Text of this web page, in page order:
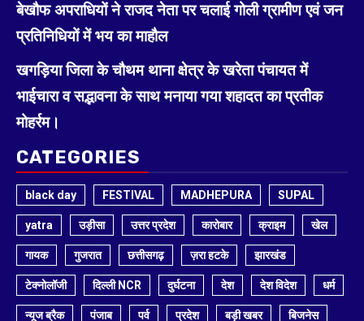
बेखौफ अपराधियों ने राजद नेता पर चलाई गोली ग्रामीण एवं जन
प्रतिनिधियों में भय का माहौल
खगड़िया जिला के चौथम थाना क्षेत्र के खरेता पंचायत में
भाईचारा व सद्भावना के साथ मनाया गया शहादत का प्रतीक
मोहर्रम।
CATEGORIES
black day FESTIVAL MADHEPURA SUPAL
yatra उड़ीसा उत्तर प्रदेश कारोबार क्राइम खेल
गायक गुजरात छत्तीसगढ़ ज़रा हटके झारखंड
टेक्नोलॉजी दिल्ली NCR दुर्घटना देश देश विदेश धर्म
न्यूज ब्रैक पंजाब पर्व प्रदेश बड़ी खबर बिजनेस